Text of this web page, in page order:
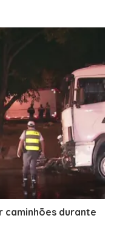
caminhões durante